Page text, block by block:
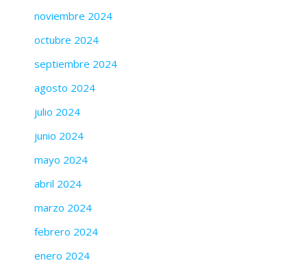
noviembre 2024
octubre 2024
septiembre 2024
agosto 2024
julio 2024
junio 2024
mayo 2024
abril 2024
marzo 2024
febrero 2024
enero 2024